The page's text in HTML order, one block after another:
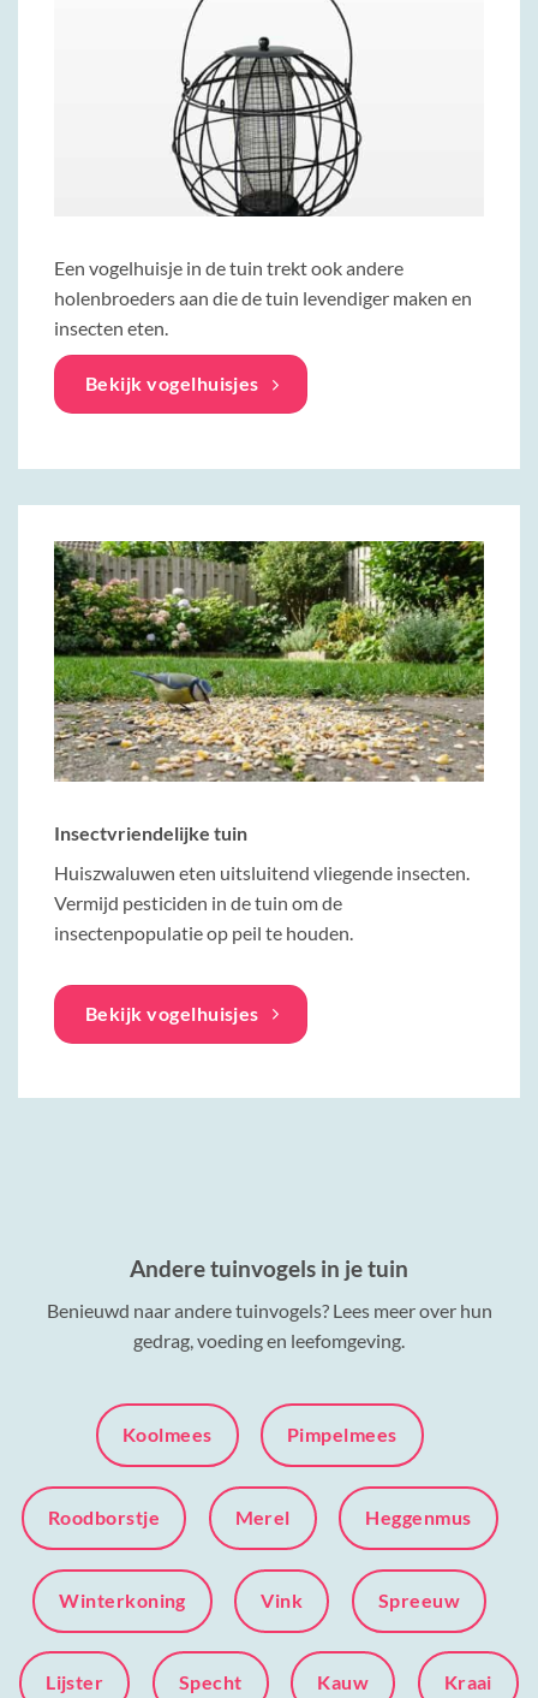
Een vogelhuisje in de tuin trekt ook andere
holenbroeders aan die de tuin levendiger maken en
insecten eten.
Bekijk vogelhuisjes
Insectvriendelijke tuin
Huiszwaluwen eten uitsluitend vliegende insecten.
Vermijd pesticiden in de tuin om de
insectenpopulatie op peil te houden.
Bekijk vogelhuisjes
Andere tuinvogels in je tuin
Benieuwd naar andere tuinvogels? Lees meer over hun
gedrag, voeding en leefomgeving.
Koolmees Pimpelmees
Roodborstje Merel Heggenmus
Winterkoning Vink Spreeuw
Lijster Specht Kauw Kraai